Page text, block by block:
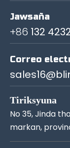
Jawsaña
+86 132
Correo
Tiriksyuna
No 35, Jinda
markan,